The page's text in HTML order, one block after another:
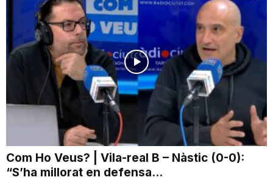
i
u
Com Ho Veus? | Vila-real B – Nàstic (0-0):
“S’ha millorat en defensa...